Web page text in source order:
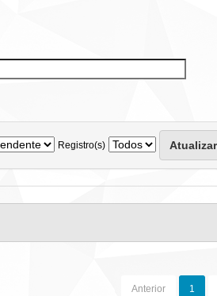
Registro(s)
Anterior 1